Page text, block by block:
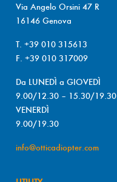
Via Angelo Orsini 47 R
16146 Genova
T. +39 010 315613
F. +39 010 317009
Da LUNEDÌ a GIOVEDÌ
9.00/12.30 – 15.30/19.30
VENERDÌ
9.00/19.30
info@otticadiopter.com